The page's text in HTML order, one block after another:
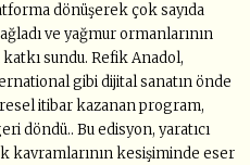
dönüşerek çok sayıda
ve yağmur ormanlarının
sundu. Refik Anadol,
gibi dijital sanatın önde
itibar kazanan program,
döndü.. Bu edisyon, yaratıcı
kavramlarının kesişiminde eser